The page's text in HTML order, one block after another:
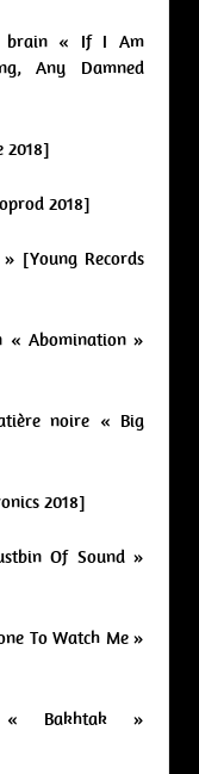
brain « If I Am
Any Damned
2018]
2018]
[Young Records
« Abomination »
noire « Big
2018]
Of Sound »
To Watch Me »
Bakhtak »